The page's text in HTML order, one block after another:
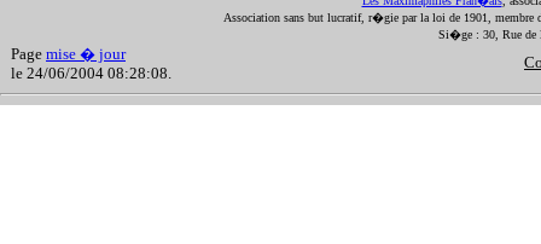
Association sans but lucratif, r�gie par la loi de 1901, membre
Si�ge : 30, Rue de
Page mise � jour
le 24/06/2004 08:28:08.